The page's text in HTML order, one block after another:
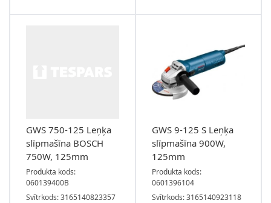
GWS 750-125 Leņķa
slīpmašīna BOSCH
750W, 125mm
Produkta kods:
060139400B
Svītrkods: 3165140823357
GWS 9-125 S Leņķa
slīpmašīna 900W,
125mm
Produkta kods:
0601396104
Svītrkods: 3165140923118